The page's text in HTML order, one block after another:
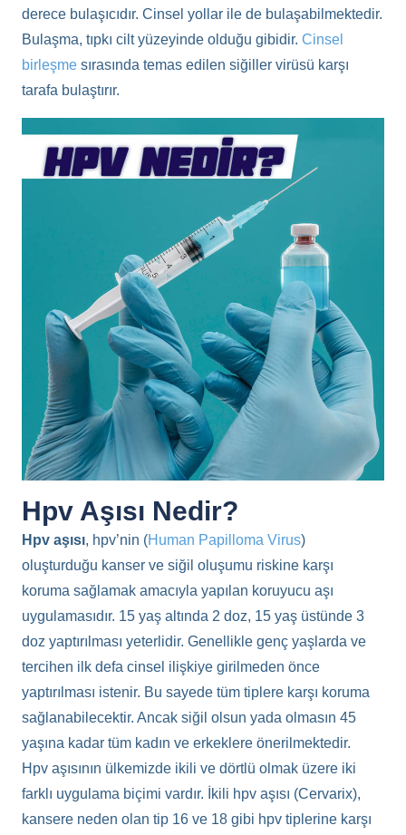
derece bulaşıcıdır. Cinsel yollar ile de bulaşabilmektedir.
Bulaşma, tıpkı cilt yüzeyinde olduğu gibidir. Cinsel
birleşme sırasında temas edilen siğiller virüsü karşı
tarafa bulaştırır.
Hpv Aşısı Nedir?
Hpv aşısı, hpv’nin (Human Papilloma Virus)
oluşturduğu kanser ve siğil oluşumu riskine karşı
koruma sağlamak amacıyla yapılan koruyucu aşı
uygulamasıdır. 15 yaş altında 2 doz, 15 yaş üstünde 3
doz yaptırılması yeterlidir. Genellikle genç yaşlarda ve
tercihen ilk defa cinsel ilişkiye girilmeden önce
yaptırılması istenir. Bu sayede tüm tiplere karşı koruma
sağlanabilecektir. Ancak siğil olsun yada olmasın 45
yaşına kadar tüm kadın ve erkeklere önerilmektedir.
Hpv aşısının ülkemizde ikili ve dörtlü olmak üzere iki
farklı uygulama biçimi vardır. İkili hpv aşısı (Cervarix),
kansere neden olan tip 16 ve 18 gibi hpv tiplerine karşı